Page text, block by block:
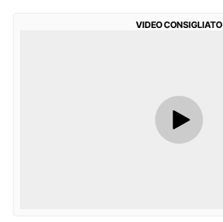
VIDEO CONSIGLIATO